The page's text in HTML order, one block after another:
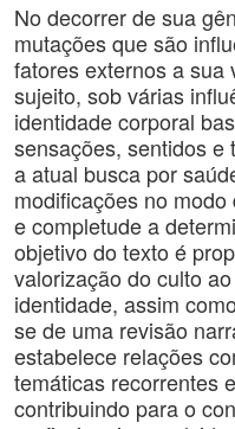
No decorrer de sua
mutações que são
fatores externos a sua
sujeito, sob várias
identidade corporal
sensações, sentidos e
a atual busca por
modificações no
e completude a
objetivo do texto é
valorização do culto
identidade, assim
se de uma revisão
estabelece relações
temáticas recorrentes
contribuindo para o